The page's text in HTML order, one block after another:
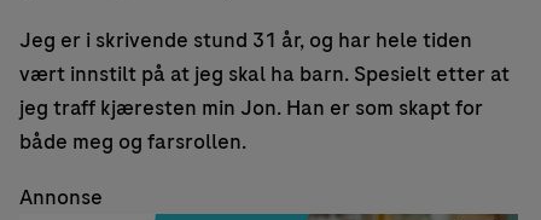
Jeg er i skrivende stund 31 år, og har hele tiden
vært innstilt på at jeg skal ha barn. Spesielt etter at
jeg traff kjæresten min Jon. Han er som skapt for
både meg og farsrollen.
Annonse